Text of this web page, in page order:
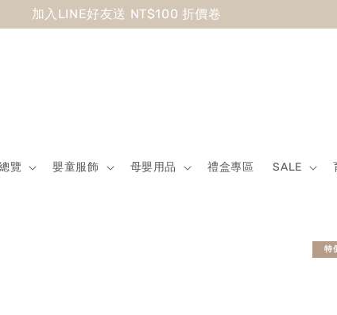
Summer Sale最低7折起 滿5500送500
覽 嬰童服飾 母嬰用品 禮盒專區 SALE
特